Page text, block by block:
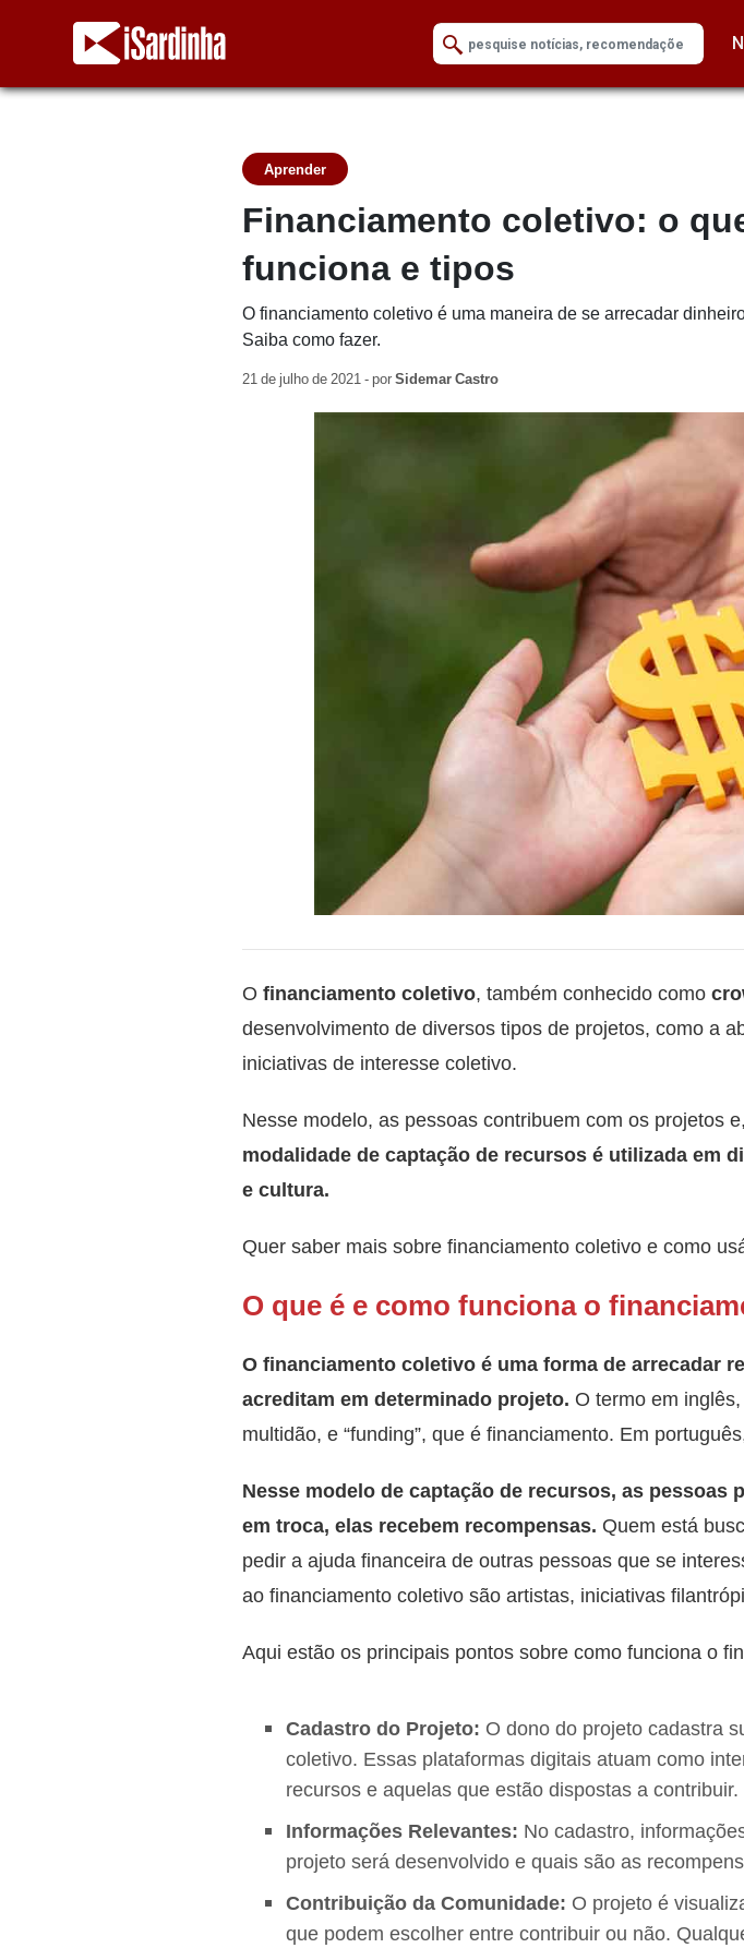
Aprender
Financiamento coletivo: o
funciona e tipos
O financiamento coletivo é uma maneira de se arrecadar
Saiba como fazer.
21 de julho de 2021 - porSidemar Castro
O financiamento coletivo, também conhecido como
desenvolvimento de diversos tipos de projetos, como a
iniciativas de interesse coletivo.
Nesse modelo, as pessoas contribuem com os projetos
modalidade de captação de recursos é utilizada em
e cultura.
Quer saber mais sobre financiamento coletivo e como
O que é e como funciona o
O financiamento coletivo é uma forma de arrecadar
acreditam em determinado projeto. O termo em
multidão, e “funding”, que é financiamento. Em
Nesse modelo de captação de recursos, as
em troca, elas recebem recompensas. Quem está
pedir a ajuda financeira de outras pessoas que se
ao financiamento coletivo são artistas, iniciativas
Aqui estão os principais pontos sobre como funciona o
Cadastro do Projeto: O dono do projeto cadastra
coletivo. Essas plataformas digitais atuam como
recursos e aquelas que estão dispostas a contribuir.
Informações Relevantes: No cadastro,
projeto será desenvolvido e quais são as
Contribuição da Comunidade: O projeto é
que podem escolher entre contribuir ou não.